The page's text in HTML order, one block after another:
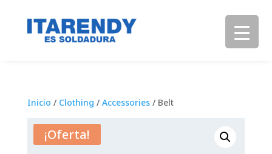
Inicio / Clothing / Accessories/ Belt
¡Oferta!